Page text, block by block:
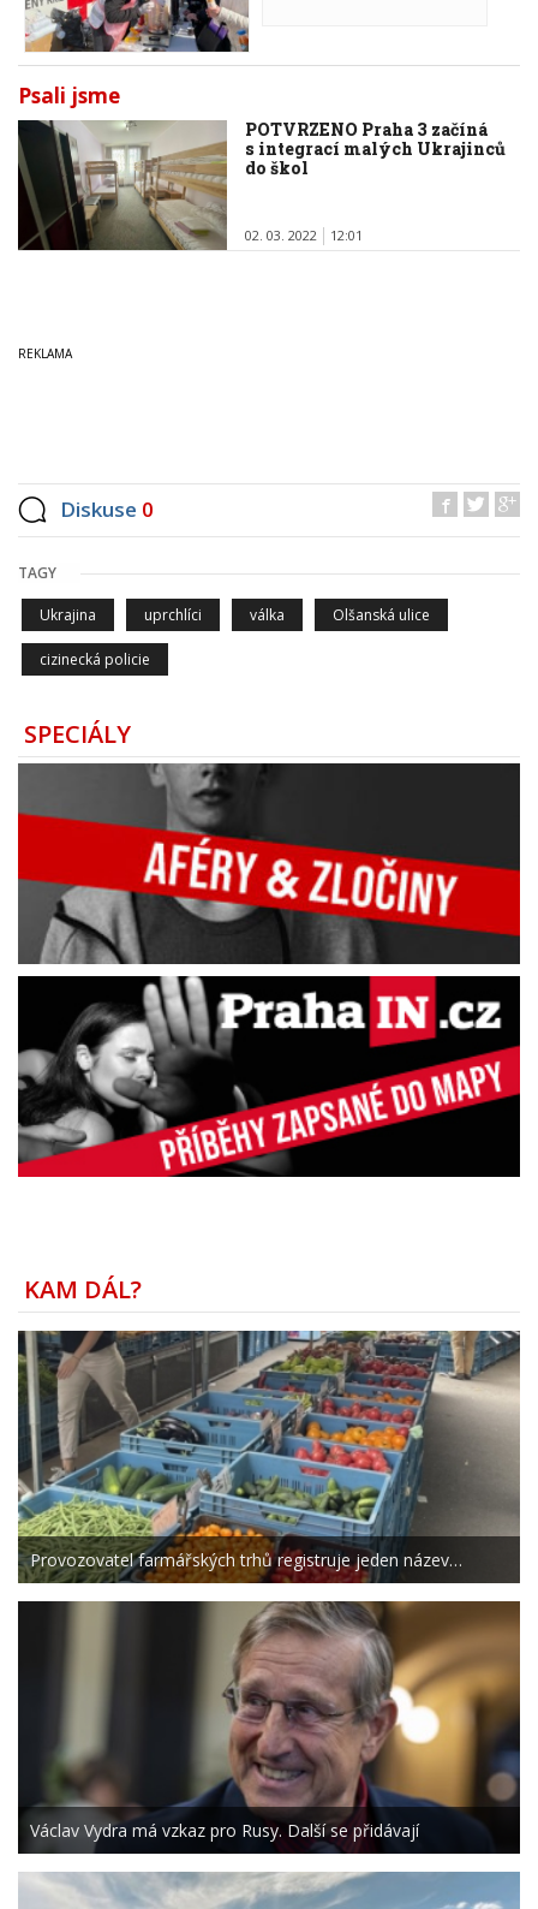
Psali jsme
POTVRZENO Praha 3 začíná
s integrací malých Ukrajinců
do škol
02. 03. 2022 12:01
Diskuse 0
TAGY
Ukrajina uprchlíci válka Olšanská ulice
cizinecká policie
SPECIÁLY
KAM DÁL?
Provozovatel farmářských trhů registruje jeden název…
Václav Vydra má vzkaz pro Rusy. Další se přidávají